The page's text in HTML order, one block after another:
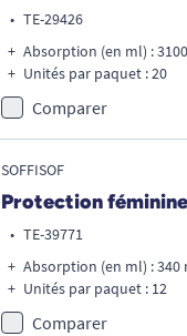
• TE-29426
Absorption (en ml) : 3100
Unités par paquet : 20
Comparer
SOFFISOF
Protection féminine
• TE-39771
Absorption (en ml) : 340
Unités par paquet : 12
Comparer